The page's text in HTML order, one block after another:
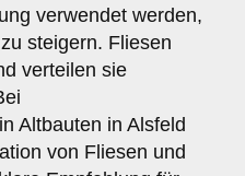
verwendet werden,
steigern. Fliesen
verteilen sie
Altbauten in Alsfeld
von Fliesen und